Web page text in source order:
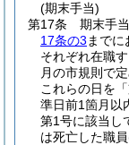
(期末手当)
第17条
期末手
17条の3 まで
それぞれ在職
月の市規則で
これらの日を
準日前1箇月以
第1号に該当し
は死亡した職員